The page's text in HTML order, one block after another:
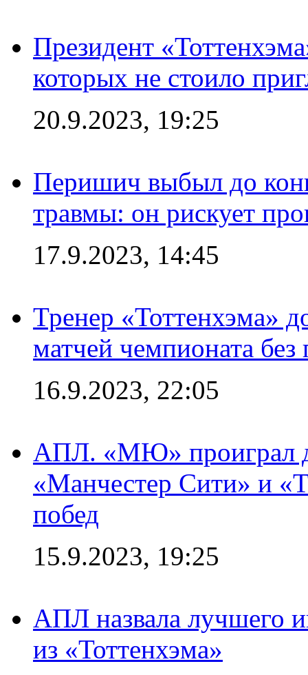
Президент
которых не стоило
20.9.2023, 19:25
Перишич выбыл до
травмы: он рискует
17.9.2023, 14:45
Тренер «Тоттенхэма»
матчей чемпионата
16.9.2023, 22:05
АПЛ. «МЮ» проиграл
«Манчестер Сити» и
побед
15.9.2023, 19:25
АПЛ назвала лучшего
из «Тоттенхэма»